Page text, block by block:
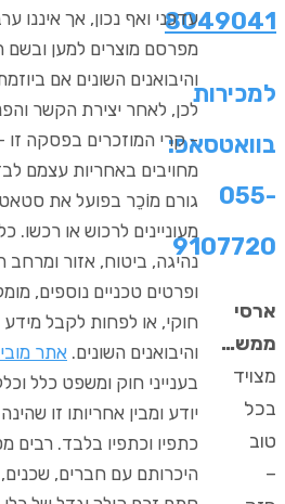
8049041
למכירות
בוואטסאפ:
055-
9107720
ארסי
ממש…
מצויד
בכל
טוב
–
עדכני ואף נכון, אך איננו
מפרסם מוצרים למען ובשם
והיבואנים השונים אם
לכן, לאחר יצירת הקשר
- קרי המוזכרים בפסקה זו
מחויבים באחריות עצמם
גורם מוֹכֵר בפועל את
מעוניינים לרכוש או רכשו.
נהיגה, ביטוח, אזור ומרחב
ופרטים טכניים נוספים,
חוקי, או לפחות לקבל מידע
והיבואנים השונים. אתר
בענייני חוק ומשפט כלל
יודע ומבין אחריותו זו
כתפיו וכתפיו בלבד. רבים
היכרותם עם חברים,